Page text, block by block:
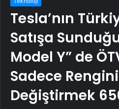
Tesla’nın
Satışa
Model Y” de
Sadece
Değiştirmek